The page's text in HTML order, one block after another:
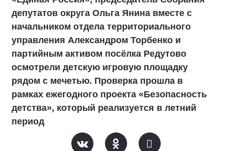
депутатов округа Ольга Янина вместе с
начальником отдела территориального
управления Александром Торбенко и
партийным активом посёлка Редутово
осмотрели детскую игровую площадку
рядом с мечетью. Проверка прошла в
рамках ежегодного проекта «Безопасность
детства», который реализуется в летний
период